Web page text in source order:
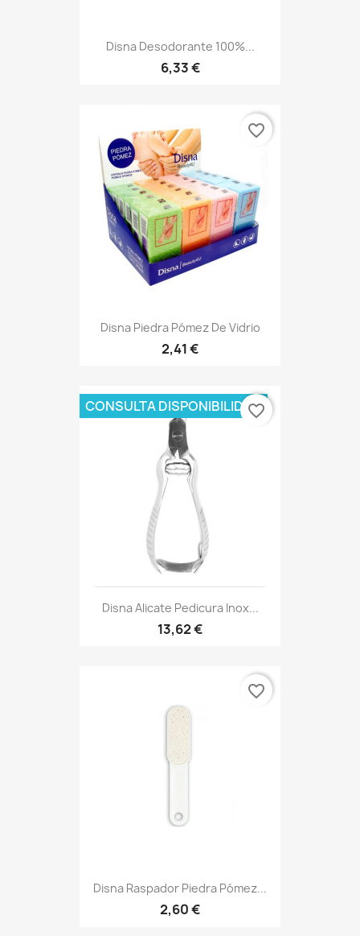
Disna Desodorante 100%...
6,33 €
Disna Piedra Pómez De Vidrio
2,41 €
favorite_border
Disna Alicate Pedicura Inox...
13,62 €
CONSULTA DISPONIBILIDAD
favorite_border
Disna Raspador Piedra Pómez...
2,60 €
favorite_border